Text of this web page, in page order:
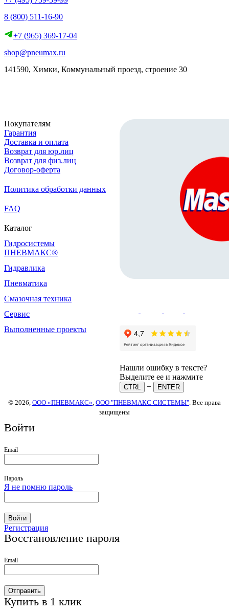
8 (800) 511-16-90
+7 (965) 369-17-04
shop@pneumax.ru
141590, Химки, Коммунальный проезд, строение 30
Покупателям
Гарантия
Доставка и оплата
Возврат для юр.лиц
Возврат для физ.лиц
Договор-оферта
Политика обработки данных
FAQ
Каталог
Гидросистемы
ПНЕВМАКС®
Гидравлика
Пневматика
Смазочная техника
Сервис
Выполненные проекты
Нашли ошибку в тексте?
Выделите ее и нажмите
CTRL +
ENTER
© 2026, ООО «ПНЕВМАКС» ООО "ПНЕВМАКС СИСТЕМЫ" . Все права
защищены
Войти
Email
Пароль
Я не помню пароль
Войти
Регистрация
Восстановление пароля
Email
Отправить
Купить в 1 клик